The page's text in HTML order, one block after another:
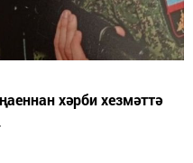
хәрби хезмәттә